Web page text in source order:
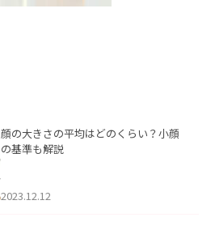
顔の大きさの平均はどのくらい？小顔
の基準も解説
2023.12.12